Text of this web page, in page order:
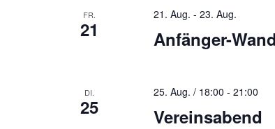
FR.
21 Anfänger-
21. Aug. - 23. Aug.
DI.
25 Vereinsabend
25. Aug. / 18:00 - 21:00